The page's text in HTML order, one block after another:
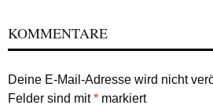
KOMMENTARE
Deine E-Mail-Adresse wird nicht
Felder sind mit* markiert